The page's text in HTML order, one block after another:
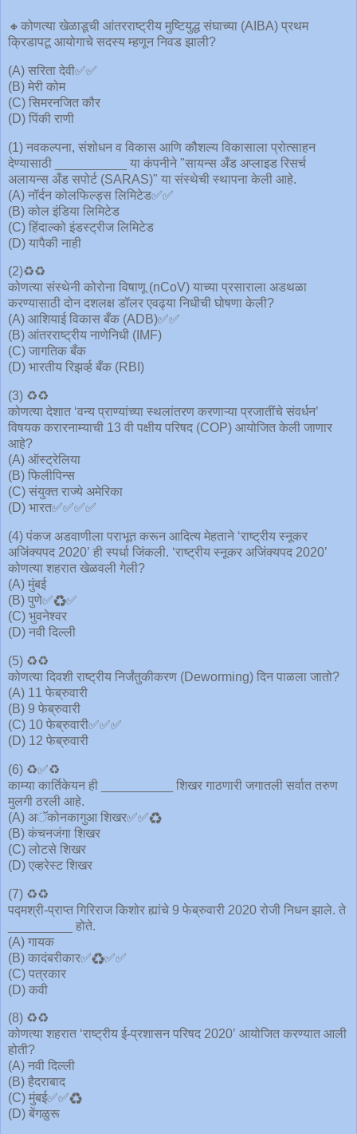
🔸कोणत्या खेळाडूची आंतरराष्ट्रीय मुष्टियुद्ध संघाच्या (AIBA) प्रथम
क्रिडापटू आयोगाचे सदस्य म्हणून निवड झाली?
(A) सरिता देवी✅✅
(B) मेरी कोम
(C) सिमरनजित कौर
(D) पिंकी राणी
(1) नवकल्पना, संशोधन व विकास आणि कौशल्य विकासाला प्रोत्साहन
देण्यासाठी __________ या कंपनीने "सायन्स अँड अप्लाइड रिसर्च
अलायन्स अँड सपोर्ट (SARAS)" या संस्थेची स्थापना केली आहे.
(A) नॉर्दन कोलफिल्ड्स लिमिटेड✅✅
(B) कोल इंडिया लिमिटेड
(C) हिंदाल्को इंडस्ट्रीज लिमिटेड
(D) यापैकी नाही
(2)♻️♻️
कोणत्या संस्थेनी कोरोना विषाणू (nCoV) याच्या प्रसाराला अडथळा
करण्यासाठी दोन दशलक्ष डॉलर एवढ्या निधीची घोषणा केली?
(A) आशियाई विकास बँक (ADB)✅✅
(B) आंतरराष्ट्रीय नाणेनिधी (IMF)
(C) जागतिक बँक
(D) भारतीय रिझर्व्ह बँक (RBI)
(3) ♻️♻️
कोणत्या देशात ‘वन्य प्राण्यांच्या स्थलांतरण करणाऱ्या प्रजातींचे संवर्धन’
विषयक करारनाम्याची 13 वी पक्षीय परिषद (COP) आयोजित केली जाणार
आहे?
(A) ऑस्ट्रेलिया
(B) फिलीपिन्स
(C) संयुक्त राज्ये अमेरिका
(D) भारत✅✅✅✅
(4) पंकज अडवाणीला पराभूत करून आदित्य मेहताने ‘राष्ट्रीय स्नूकर
अजिंक्यपद 2020’ ही स्पर्धा जिंकली. ‘राष्ट्रीय स्नूकर अजिंक्यपद 2020’
कोणत्या शहरात खेळवली गेली?
(A) मुंबई
(B) पुणे✅♻️✅
(C) भुवनेश्वर
(D) नवी दिल्ली
(5) ♻️♻️
कोणत्या दिवशी राष्ट्रीय निर्जंतुकीकरण (Deworming) दिन पाळला जातो?
(A) 11 फेब्रुवारी
(B) 9 फेब्रुवारी
(C) 10 फेब्रुवारी✅✅✅
(D) 12 फेब्रुवारी
(6) ♻️✅♻️
काम्या कार्तिकेयन ही __________ शिखर गाठणारी जगातली सर्वात तरुण
मुलगी ठरली आहे.
(A) अॅकोनकागुआ शिखर✅✅♻️
(B) कंचनजंगा शिखर
(C) लोटसे शिखर
(D) एव्हरेस्ट शिखर
(7) ♻️♻️
पद्मश्री-प्राप्त गिरिराज किशोर ह्यांचे 9 फेब्रुवारी 2020 रोजी निधन झाले. ते
_________ होते.
(A) गायक
(B) कादंबरीकार✅♻️✅✅
(C) पत्रकार
(D) कवी
(8) ♻️♻️
कोणत्या शहरात ‘राष्ट्रीय ई-प्रशासन परिषद 2020’ आयोजित करण्यात आली
होती?
(A) नवी दिल्ली
(B) हैदराबाद
(C) मुंबई✅✅♻️
(D) बेंगळुरू